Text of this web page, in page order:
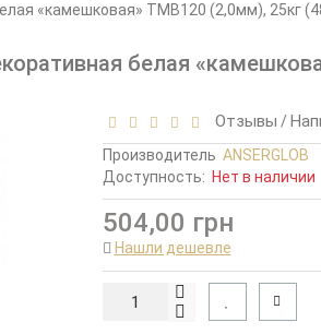
«камешковая» ТМВ120 (2,0мм), 25кг
белая
Отзывы /
Производитель ANSERGLOB
Доступность: Нет в наличии
504,00 грн
Нашли дешевле